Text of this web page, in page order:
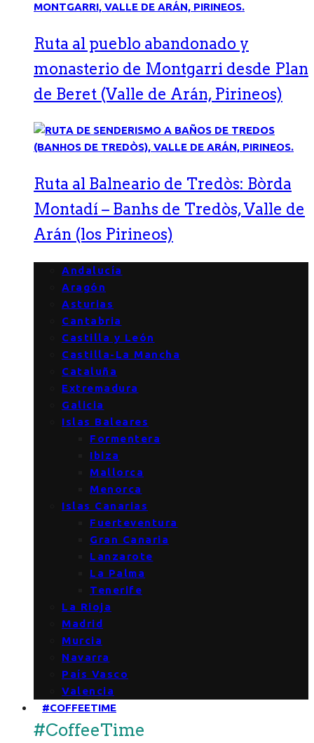
Ruta al pueblo abandonado y
monasterio de Montgarri desde Plan
de Beret (Valle de Arán, Pirineos)
Ruta al Balneario de Tredòs: Bòrda
Montadí – Banhs de Tredòs, Valle de
Arán (los Pirineos)
Andalucía
Aragón
Asturias
Cantabria
Castilla y León
Castilla-La Mancha
Cataluña
Extremadura
Galicia
Islas Baleares
Formentera
Ibiza
Mallorca
Menorca
Islas Canarias
Fuerteventura
Gran Canaria
Lanzarote
La Palma
Tenerife
La Rioja
Madrid
Murcia
Navarra
País Vasco
Valencia
#COFFEETIME
#CoffeeTime